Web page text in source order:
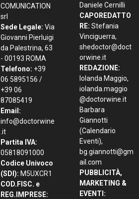
COMUNICATION
srl
Sede Legale: Via
Giovanni Pierluigi
da Palestrina, 63
- 00193 ROMA
Telefono: +39
06 5895156 /
+39 06
87085419
Email:
info@doctorwine
.it
Partita IVA:
05818091000
Codice Univoco
(SDI): M5UXCR1
COD.FISC. e
REG.IMPRESE:
Daniele Cernilli
CAPOREDATTO
RE: Stefania
Vinciguerra,
shedoctor@doct
orwine.it
REDAZIONE:
Iolanda Maggio,
iolanda.maggio
@doctorwine.it
Barbara
Giannotti
(Calendario
Eventi),
bg.giannotti@gm
ail.com
PUBBLICITÀ,
MARKETING &
EVENTI: